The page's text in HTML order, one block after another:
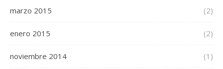
marzo 2015 (2)
enero 2015 (2)
noviembre 2014 (1)